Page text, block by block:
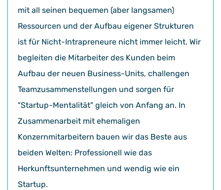
mit all seinen bequemen (aber langsamen)
Ressourcen und der Aufbau eigener Strukturen
ist für Nicht-Intrapreneure nicht immer leicht. Wir
begleiten die Mitarbeiter des Kunden beim
Aufbau der neuen Business-Units, challengen
Teamzusammenstellungen und sorgen für
"Startup-Mentalität" gleich von Anfang an. In
Zusammenarbeit mit ehemaligen
Konzernmitarbeitern bauen wir das Beste aus
beiden Welten: Professionell wie das
Herkunftsunternehmen und wendig wie ein
Startup.